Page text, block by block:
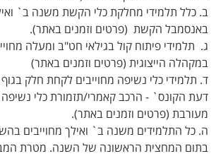
ב. כלל תלמידי מחלקת כלי הקשת משנה ב`
באנסמבל הקשת (פרטים וזמנים באתר).
ג. תלמידי פיתוח קול בגילאי חט"ב ומעלה
במקהלה הייצוגית (פרטים וזמנים באתר)
ד. תלמידי כלי נשיפה מחוייבים לקחת חלק בגוף
דעת הקונס` - הרכב קאמרי/תזמורת כלי
מעורבת (פרטים וזמנים באתר).
ה. כל התלמידים משנה ב` ואילך מחוייבים
בתום המחצית הראשונה של השנה. מטרת